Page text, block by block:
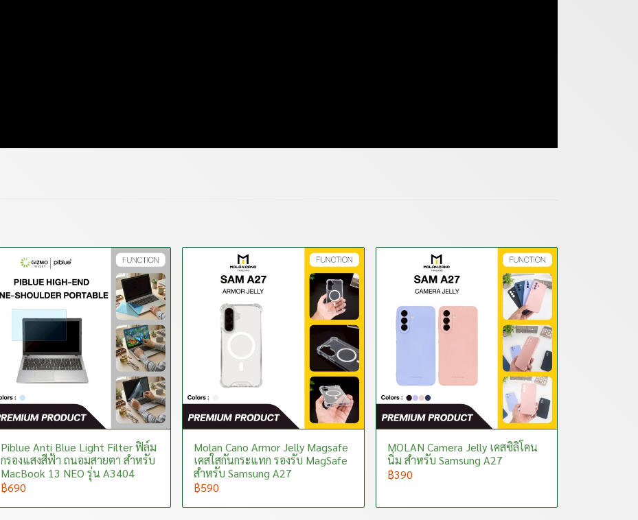
Piblue Anti Blue Light Filter ฟิล์ม
กรองแสงสีฟ้า ถนอมสายตา สำหรับ
MacBook 13 NEO รุ่น A3404
฿690
Molan Cano Armor Jelly Magsafe
เคสใสกันกระแทก รองรับ MagSafe
สำหรับ Samsung A27
฿590
MOLAN Camera Jelly เคสซิลิโคน
นิ่ม สำหรับ Samsung A27
฿390